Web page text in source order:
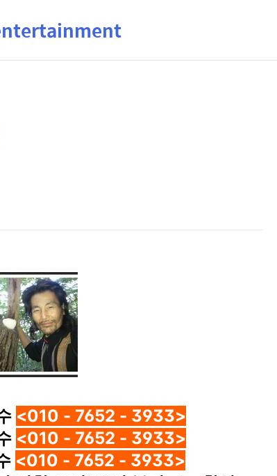
entertainment
<010 - 7652 - 3933>
<010 - 7652 - 3933>
<010 - 7652 - 3933>